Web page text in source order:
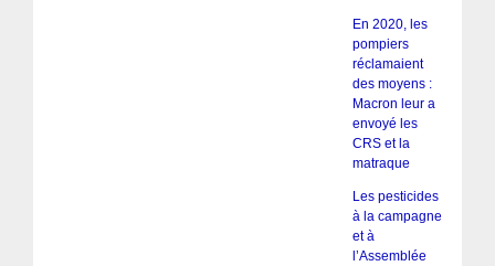
En 2020, les
pompiers
réclamaient
des moyens :
Macron leur a
envoyé les
CRS et la
matraque
Les pesticides
à la campagne
et à
l’Assemblée